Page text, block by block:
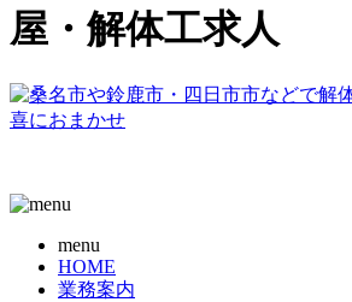
屋・解体工求人
menu
HOME
業務案内